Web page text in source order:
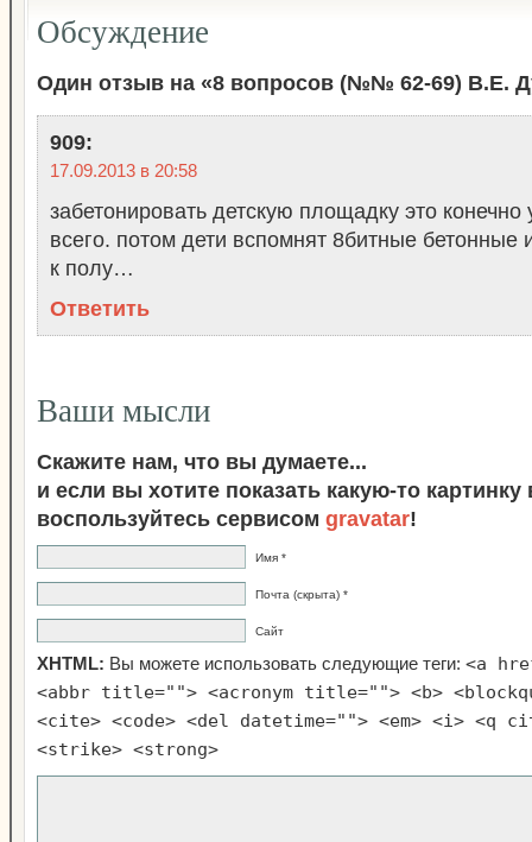
Обсуждение
Один отзыв на «8 вопросов (№№ 62-69) В.Е.
909:
17.09.2013 в 20:58
забетонировать детскую площадку это конечно
всего. потом дети вспомнят 8битные бетонные
к полу…
Ответить
Ваши мысли
Скажите нам, что вы думаете...
и если вы хотите показать какую-то
воспользуйтесь сервисом gravatar!
Имя *
Почта (скрыта) *
Сайт
XHTML: Вы можете использовать следующие теги: <a
<abbr title=""> <acronym title=""> <b>
<cite> <code> <del datetime=""> <em> <i> <q
<strike> <strong>